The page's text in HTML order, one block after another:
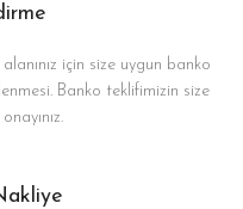
için size uygun banko
Banko teklifimizin size